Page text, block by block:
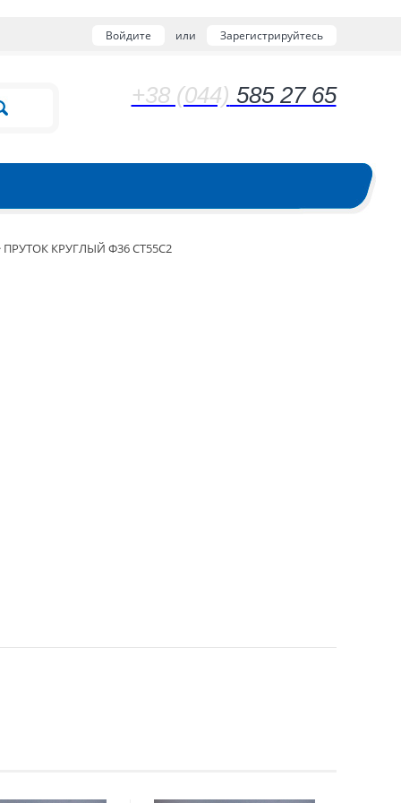
Войдите или Зарегистрируйтесь
+38 (044) 585 27 65
ПРУТОК КРУГЛЫЙ Ф36 СТ55С2